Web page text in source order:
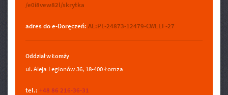
/e0i8vew82l/skrytka
adres do e-Doręczeń: AE:PL-24873-12479-CWEEF-27
Oddział w Łomży
ul. Aleja Legionów 36, 18-400 Łomża
tel.: +48 86 216-36-31